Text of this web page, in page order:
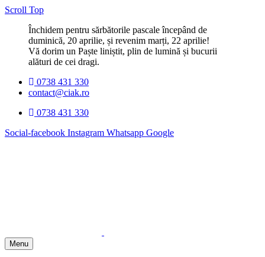
Scroll Top
Închidem pentru sărbătorile pascale începând de
duminică, 20 aprilie, și revenim marți, 22 aprilie!
Vă dorim un Paște liniștit, plin de lumină și bucurii
alături de cei dragi.
0738 431 330
contact@ciak.ro
0738 431 330
Social-facebook Instagram Whatsapp Google
Menu